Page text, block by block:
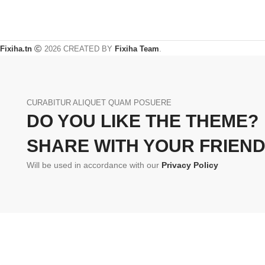
Fixiha.tn 2026 CREATED BY Fixiha Team
CURABITUR ALIQUET QUAM POSUERE
DO YOU LIKE THE THEME?
SHARE WITH YOUR
Will be used in accordance with our Privacy Policy